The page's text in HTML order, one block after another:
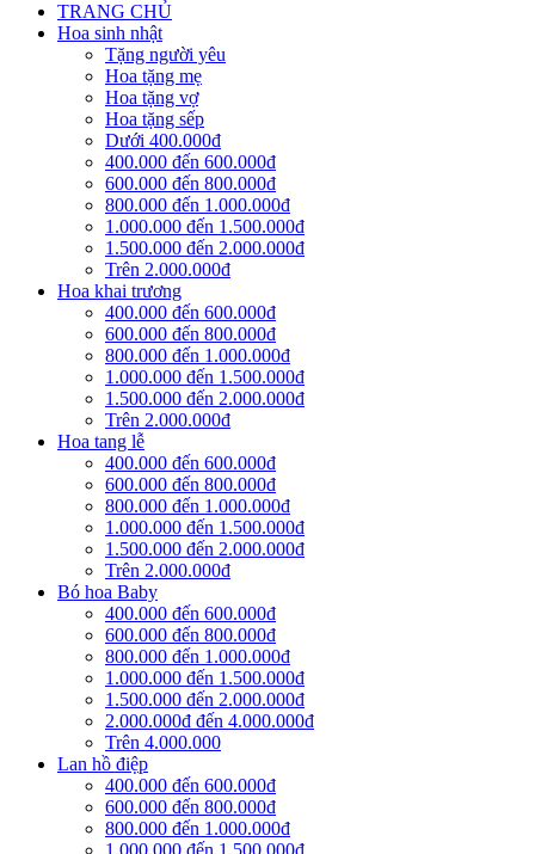
TRANG CHỦ
Hoa sinh nhật
Tặng người yêu
Hoa tặng mẹ
Hoa tặng vợ
Hoa tặng sếp
Dưới 400.000đ
400.000 đến 600.000đ
600.000 đến 800.000đ
800.000 đến 1.000.000đ
1.000.000 đến 1.500.000đ
1.500.000 đến 2.000.000đ
Trên 2.000.000đ
Hoa khai trương
400.000 đến 600.000đ
600.000 đến 800.000đ
800.000 đến 1.000.000đ
1.000.000 đến 1.500.000đ
1.500.000 đến 2.000.000đ
Trên 2.000.000đ
Hoa tang lễ
400.000 đến 600.000đ
600.000 đến 800.000đ
800.000 đến 1.000.000đ
1.000.000 đến 1.500.000đ
1.500.000 đến 2.000.000đ
Trên 2.000.000đ
Bó hoa Baby
400.000 đến 600.000đ
600.000 đến 800.000đ
800.000 đến 1.000.000đ
1.000.000 đến 1.500.000đ
1.500.000 đến 2.000.000đ
2.000.000đ đến 4.000.000đ
Trên 4.000.000
Lan hồ điệp
400.000 đến 600.000đ
600.000 đến 800.000đ
800.000 đến 1.000.000đ
1.000.000 đến 1.500.000đ